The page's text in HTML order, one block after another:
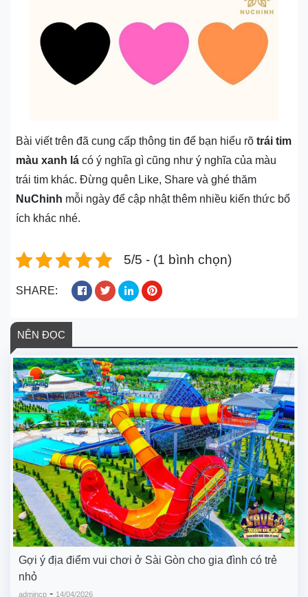
Bài viết trên đã cung cấp thông tin để bạn hiểu rõ trái tim
màu xanh lá có ý nghĩa gì cũng như ý nghĩa của màu
trái tim khác. Đừng quên Like, Share và ghé thăm
NuChinh mỗi ngày để cập nhật thêm nhiều kiến thức bổ
ích khác nhé.
5/5 - (1 bình chọn)
SHARE:
NÊN ĐỌC
Gợi ý địa điểm vui chơi ở Sài Gòn cho gia đình có trẻ
nhỏ
admincp - 14/04/2026